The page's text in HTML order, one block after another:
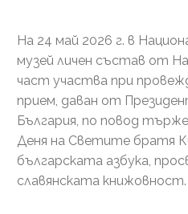
На 24 май 2026 г. в
музей личен състав от
част участва при
прием, даван от
България, по повод
Деня на Светите братя
българската азбука,
славянската книжовност.